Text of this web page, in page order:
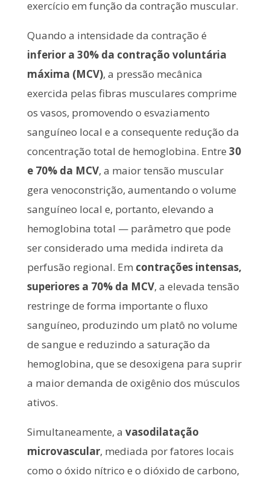
exercício em função da contração muscular.
Quando a intensidade da contração é
inferior a 30% da contração voluntária
máxima (MCV), a pressão mecânica
exercida pelas fibras musculares comprime
os vasos, promovendo o esvaziamento
sanguíneo local e a consequente redução da
concentração total de hemoglobina. Entre 30
e 70% da MCV, a maior tensão muscular
gera venoconstrição, aumentando o volume
sanguíneo local e, portanto, elevando a
hemoglobina total — parâmetro que pode
ser considerado uma medida indireta da
perfusão regional. Em contrações intensas,
superiores a 70% da MCV, a elevada tensão
restringe de forma importante o fluxo
sanguíneo, produzindo um platô no volume
de sangue e reduzindo a saturação da
hemoglobina, que se desoxigena para suprir
a maior demanda de oxigênio dos músculos
ativos.
Simultaneamente, a vasodilatação
microvascular, mediada por fatores locais
como o óxido nítrico e o dióxido de carbono,